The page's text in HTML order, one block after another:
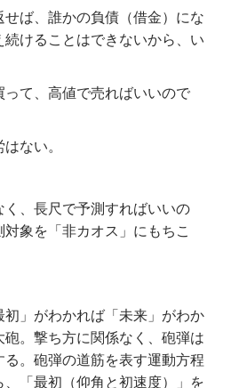
ば、誰かの負債（借金）にな
続けることはできないから、い
って、高値で売ればいいので
ない。
く、長尺で予測すればいいの
象を「非カオス」にもちこ
」がわかれば「未来」がわか
砲。撃ち方に関係なく、砲弾は
。砲弾の道筋を表す運動方程
「最初（仰角と初速度）」を